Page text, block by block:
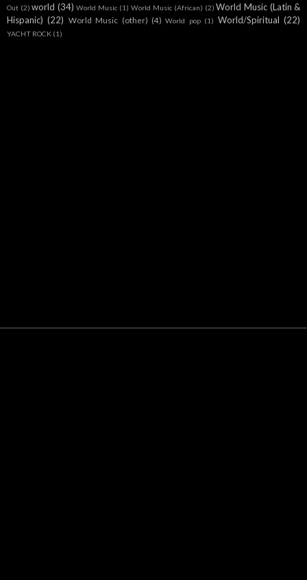
Out (2) world (34) World Music (1) World Music (African) (2) World Music (Latin &
Hispanic) (22) World Music (other) (4) World pop (1) World/Spiritual (22)
YACHT ROCK (1)